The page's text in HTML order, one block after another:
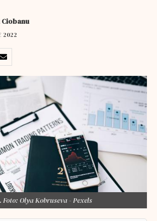
2022
Olya Kobruseva - Pexels